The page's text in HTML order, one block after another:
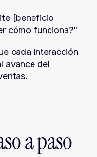
[beneficio
cómo funciona?"
cada interacción
avance del
a paso